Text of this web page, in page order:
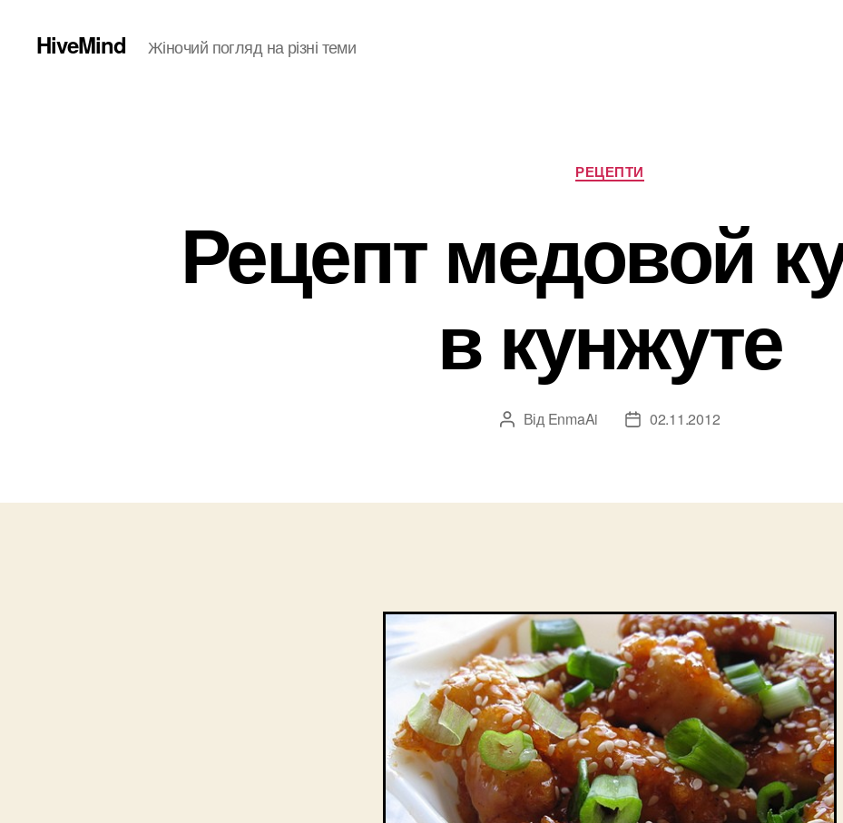
HiveMind Жіночий погляд на різні теми
Категорії
РЕЦЕПТИ
Рецепт медовой
в кунжуте
Автор
Від EnmaAi
Дата02.11.2012